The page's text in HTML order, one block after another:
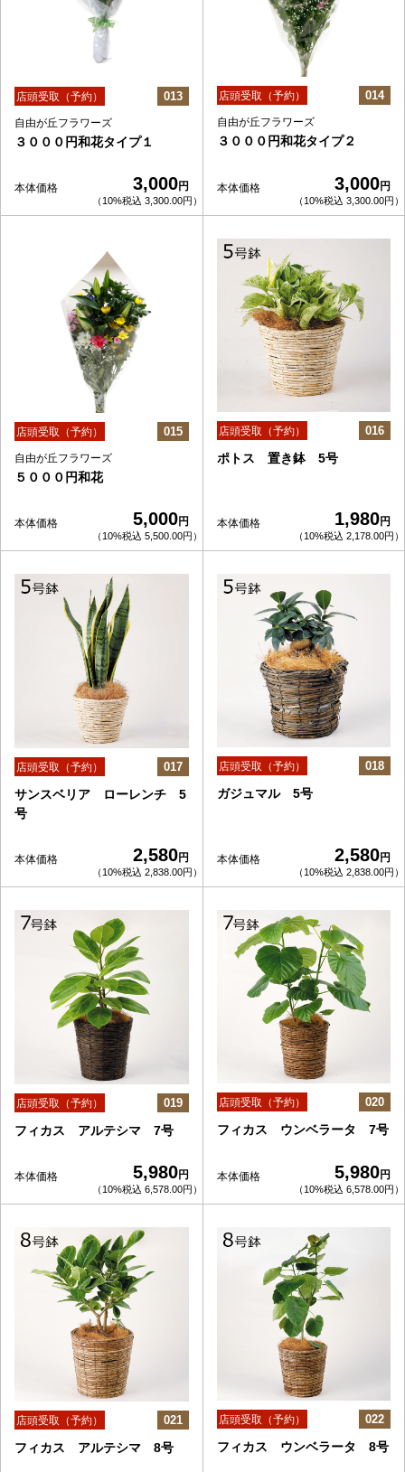
店頭受取（予約） 013
自由が丘フラワーズ
３０００円和花タイプ１
本体価格 3,000円
（10%税込 3,300.00円）
店頭受取（予約） 014
自由が丘フラワーズ
３０００円和花タイプ２
本体価格 3,000円
（10%税込 3,300.00円）
店頭受取（予約） 015
自由が丘フラワーズ
５０００円和花
本体価格 5,000円
（10%税込 5,500.00円）
店頭受取（予約） 016
ポトス 置き鉢 5号
本体価格 1,980円
（10%税込 2,178.00円）
店頭受取（予約） 017
サンスベリア ローレンチ 5
号
本体価格 2,580円
（10%税込 2,838.00円）
店頭受取（予約） 018
ガジュマル 5号
本体価格 2,580円
（10%税込 2,838.00円）
店頭受取（予約） 019
フィカス アルテシマ 7号
本体価格 5,980円
（10%税込 6,578.00円）
店頭受取（予約） 020
フィカス ウンベラータ 7号
本体価格 5,980円
（10%税込 6,578.00円）
店頭受取（予約） 021
フィカス アルテシマ 8号
店頭受取（予約） 022
フィカス ウンベラータ 8号